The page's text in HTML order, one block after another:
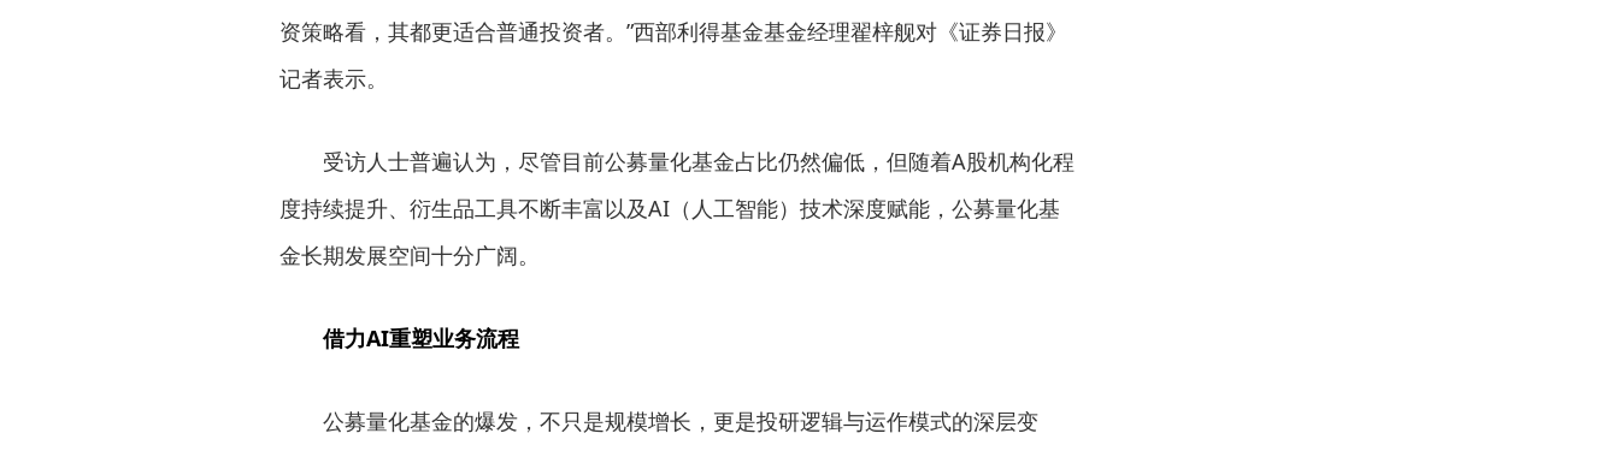
资策略看，其都更适合普通投资者。”西部利得基金基金经理翟梓舰对《证券日报》
记者表示。
受访人士普遍认为，尽管目前公募量化基金占比仍然偏低，但随着A股机构化程
度持续提升、衍生品工具不断丰富以及AI（人工智能）技术深度赋能，公募量化基
金长期发展空间十分广阔。
借力AI重塑业务流程
公募量化基金的爆发，不只是规模增长，更是投研逻辑与运作模式的深层变